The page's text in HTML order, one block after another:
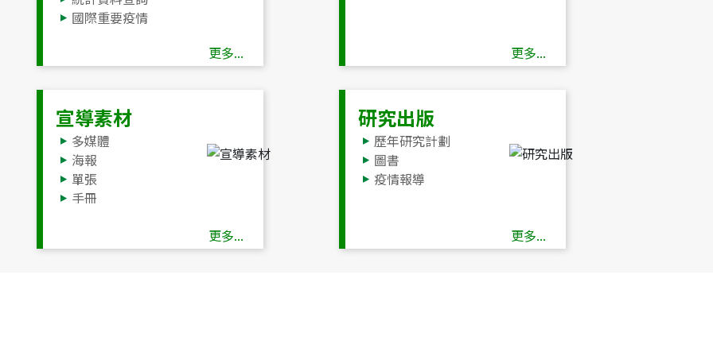
國際重要疫情
更多...
更多...
宣導素材
多媒體
海報
單張
手冊
更多...
研究出版
歷年研究計劃
圖書
疫情報導
更多...